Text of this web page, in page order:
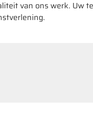
van ons werk. Uw